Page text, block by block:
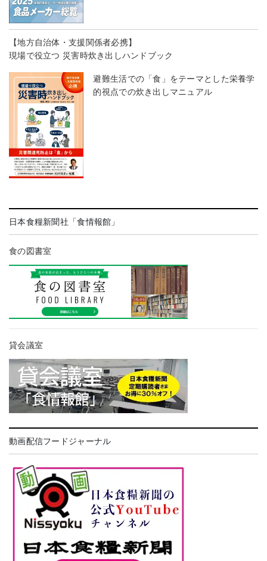
【地方自治体・支援関係者必携】
現場で役立つ 災害時炊き出しハンドブック
避難生活での「食」をテーマとした栄養学
的視点での炊き出しマニュアル
日本食糧新聞社「食情報館」
食の図書室
貸会議室
動画配信フードジャーナル